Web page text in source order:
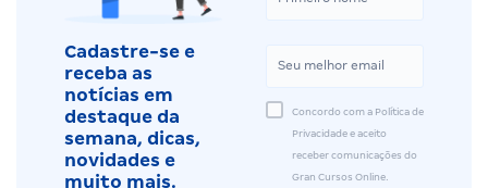
Cadastre-se e
receba as
notícias em
destaque da
semana, dicas,
novidades e
muito mais.
Concordo com a Política de
Privacidade e aceito
receber comunicações do
Gran Cursos Online.